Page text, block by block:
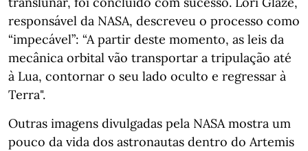
responsável da NASA, descreveu o processo como
“impecável”: “A partir deste momento, as leis da
mecânica orbital vão transportar a tripulação até
à Lua, contornar o seu lado oculto e regressar à
Terra".
Outras imagens divulgadas pela NASA mostra um
pouco da vida dos astronautas dentro do Artemis